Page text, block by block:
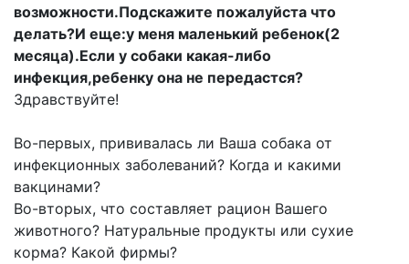
возможности.Подскажите пожалуйста что
делать?И еще:у меня маленький ребенок(2
месяца).Если у собаки какая-либо
инфекция,ребенку она не передастся?
Здравствуйте!
Во-первых, прививалась ли Ваша собака от
инфекционных заболеваний? Когда и какими
вакцинами?
Во-вторых, что составляет рацион Вашего
животного? Натуральные продукты или сухие
корма? Какой фирмы?